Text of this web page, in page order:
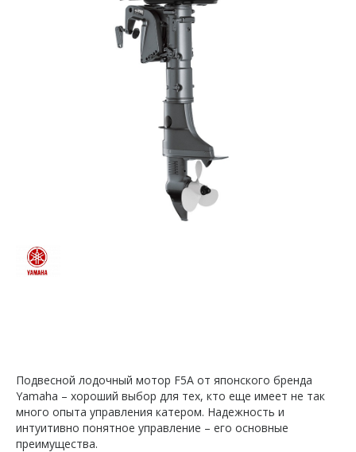
Подвесной лодочный мотор F5A от японского бренда
Yamaha – хороший выбор для тех, кто еще имеет не так
много опыта управления катером. Надежность и
интуитивно понятное управление – его основные
преимущества.